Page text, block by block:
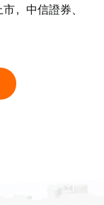
，中信證券、